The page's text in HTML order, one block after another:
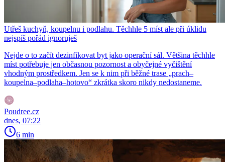
Utřeš kuchyň, koupelnu i podlahu. Těchhle 5 míst ale při úklidu
nejspíš pořád ignoruješ
Nejde o to začít dezinfikovat byt jako operační sál. Většina těchhle
míst potřebuje jen občasnou pozornost a obyčejné vyčištění
vhodným prostředkem. Jen se k nim při běžné trase „prach–
koupelna–podlaha–hotovo“ zkrátka skoro nikdy nedostaneme.
Poudree.cz
dnes, 07:22
6 min